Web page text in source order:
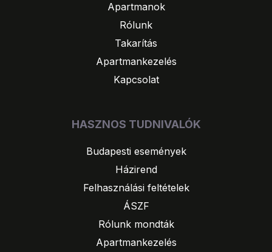
Apartmanok
Rólunk
Takarítás
Apartmankezelés
Kapcsolat
HASZNOS TUDNIVALÓK
Budapesti események
Házirend
Felhasználási feltételek
ÁSZF
Rólunk mondták
Apartmankezelés